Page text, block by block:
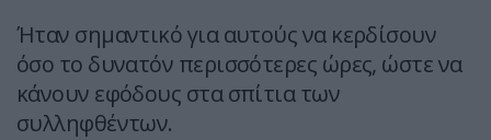
Ήταν σημαντικό για αυτούς να κερδίσουν
όσο το δυνατόν περισσότερες ώρες, ώστε να
κάνουν εφόδους στα σπίτια των
συλληφθέντων.